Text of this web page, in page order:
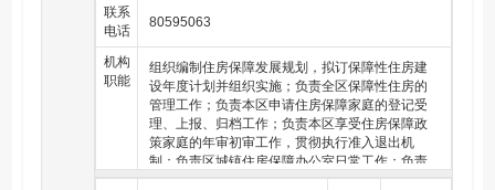
利基本建设项目建议书和可行性报告。指导全区水利工程
建设质量监督工作。依法负责水利行业安全生产工作。负
责水利工程建设项目验收工作；根据招标投标管理体制机
制，具体负责区级水利工程建设项目法人及招投标活动的
监督管理工作。
（二十六）指导河湖水域及其岸线的管理、保护与综合利
用，指导河道、湖泊及河口的治理、开发和保护。指导河
湖水生态保护与修复、河湖生态流量水量管理以及河湖水
建筑工程质量事故和安全生产事故;组织评审和推
荐优质工程、安全生产标准化工地,推进建筑施工
技术革新;负责消防设计审查验收工作。
联系
电话
80595063
机构
职能
组织编制住房保障发展规划，拟订保障性住房建
设年度计划并组织实施；负责全区保障性住房的
管理工作；负责本区申请住房保障家庭的登记受
理、上报、归档工作；负责本区享受住房保障政
策家庭的年审初审工作，贯彻执行准入退出机
制；负责区城镇住房保障办公室日常工作；负责
城市棚户区改造安置房、征地拆迁安置房的建设